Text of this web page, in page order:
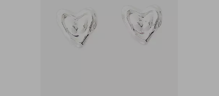
Meer lezen